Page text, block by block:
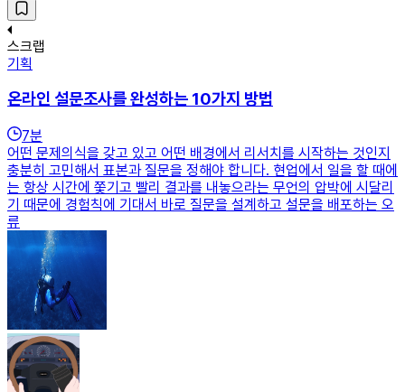
스크랩
기획
온라인 설문조사를 완성하는 10가지 방법
7분
어떤 문제의식을 갖고 있고 어떤 배경에서 리서치를 시작하는 것인지
충분히 고민해서 표본과 질문을 정해야 합니다. 현업에서 일을 할 때에
는 항상 시간에 쫓기고 빨리 결과를 내놓으라는 무언의 압박에 시달리
기 때문에 경험칙에 기대서 바로 질문을 설계하고 설문을 배포하는 오
류